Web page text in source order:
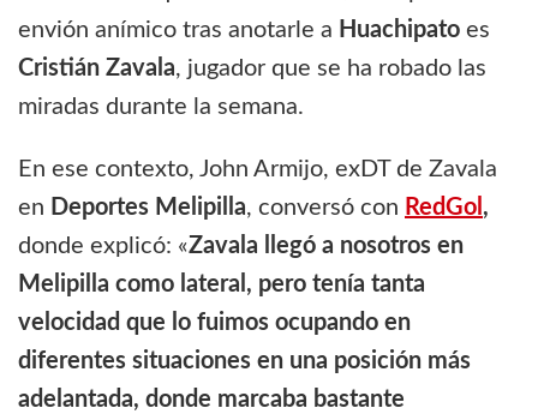
envión anímico tras anotarle a Huachipato es
Cristián Zavala, jugador que se ha robado las
miradas durante la semana.
En ese contexto, John Armijo, exDT de Zavala
en Deportes Melipilla, conversó con RedGol ,
donde explicó: «Zavala llegó a nosotros en
Melipilla como lateral, pero tenía tanta
velocidad que lo fuimos ocupando en
diferentes situaciones en una posición más
adelantada, donde marcaba bastante